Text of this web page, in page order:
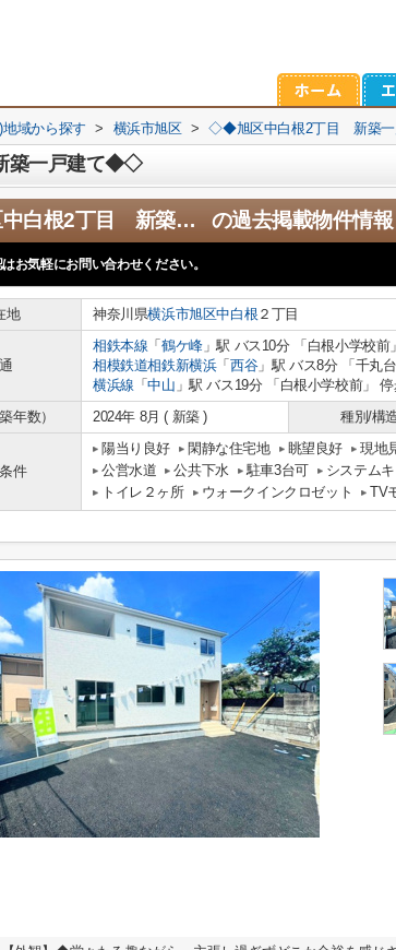
地域から探す > 横浜市旭区 > ◇◆旭区中白根2丁目 新築
築一戸建て◆◇
◇◆旭区中白根2丁目 新築一戸建て◆◇ の過去掲載物件情報
お気軽にお問い合わせください。
地 神奈川県横浜市旭区中白根 ２丁目
相鉄本線 「鶴ケ峰」駅 バス10分 「白根小学校前
相模鉄道相鉄新横浜「西谷」駅 バス8分 「千丸
横浜線 「中山 」駅 バス19分 「白根小学校前」
年数）
2024年 8月 ( 新築 ) 種別/構
件
陽当り良好 閑静な住宅地 眺望良好 現地
公営水道
公共下水 駐車3台可 システム
トイレ２ヶ所
ウォークインクロゼット TV